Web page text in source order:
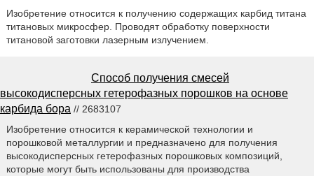
Изобретение относится к получению содержащих карбид титана
титановых микросфер. Проводят обработку поверхности
титановой заготовки лазерным излучением.
Способ получения смесей
высокодисперсных гетерофазных порошков на основе
карбида бора // 2683107
Изобретение относится к керамической технологии и
порошковой металлургии и предназначено для получения
высокодисперсных гетерофазных порошковых композиций,
которые могут быть использованы для производства